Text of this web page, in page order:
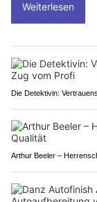
Weiterlesen
Die Detektivin:
Arthur Beeler –